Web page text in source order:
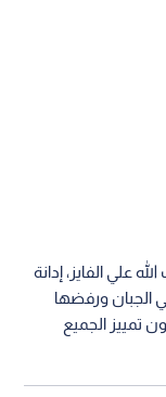
علي الفايز، إدانة
الجبان ورفضها
تمييز الجميع